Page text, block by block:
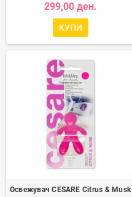
299,00 ден.
КУПИ
Освежувач CESARE Citrus & Musk